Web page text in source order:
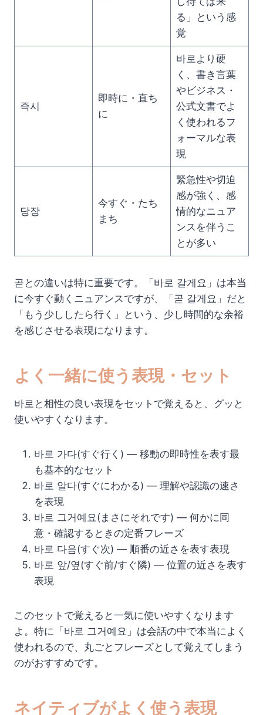
る」という感
覚
즉시
即時に・直ち
に
바로より硬
く、書き言葉
やビジネス・
公式文書でよ
く使われるフ
ォーマルな表
現
당장
今すぐ・たち
まち
緊急性や切迫
感が強く、感
情的なニュア
ンスを伴うこ
とが多い
곧との違いは特に重要です。「바로 갈게요」は本当
に今すぐ動くニュアンスですが、「곧 갈게요」だと
「もう少ししたら行く」という、少し時間的な余裕
を感じさせる表現になります。
よく一緒に使う表現・セット
바로と相性の良い表現をセットで覚えると、グッと
使いやすくなります。
바로 가다(すぐ行く) — 移動の即時性を表す最
も基本的なセット
바로 알다(すぐにわかる) — 理解や認識の速さ
を表現
바로 그거예요(まさにそれです) — 何かに同
意・確認するときの定番フレーズ
바로 다음(すぐ次) — 順番の近さを表す表現
바로 앞/옆(すぐ前/すぐ隣) — 位置の近さを表す
表現
このセットで覚えると一気に使いやすくなります
よ。特に「바로 그거예요」は会話の中で本当によく
使われるので、丸ごとフレーズとして覚えてしまう
のがおすすめです。
ネイティブがよく使う表現